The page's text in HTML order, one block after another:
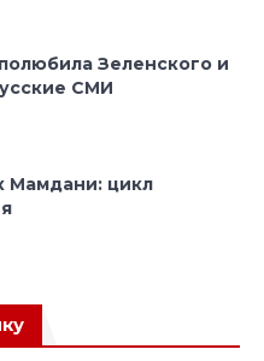
Зеленского и
СМИ
Мамдани: цикл